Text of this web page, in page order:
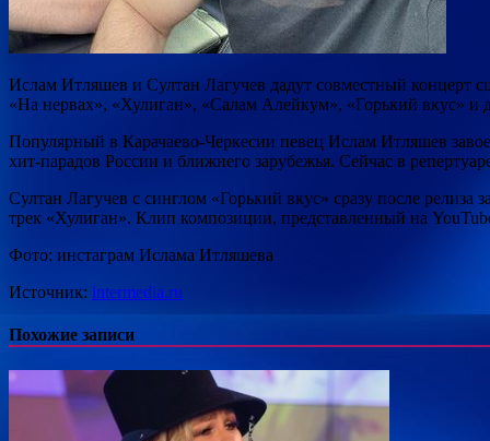
Ислам Итляшев и Султан Лагучев дадут совместный концерт
«На нервах», «Хулиган», «Салам Алейкум», «Горький вкус» и
Популярный в Карачаево-Черкесии певец Ислам Итляшев
хит-парадов России и ближнего зарубежья. Сейчас в
Султан Лагучев с синглом «Горький вкус» сразу после
трек «Хулиган». Клип композиции, представленный на
Фото: инстаграм Ислама Итляшева
Источник: intermedia.ru
Похожие записи